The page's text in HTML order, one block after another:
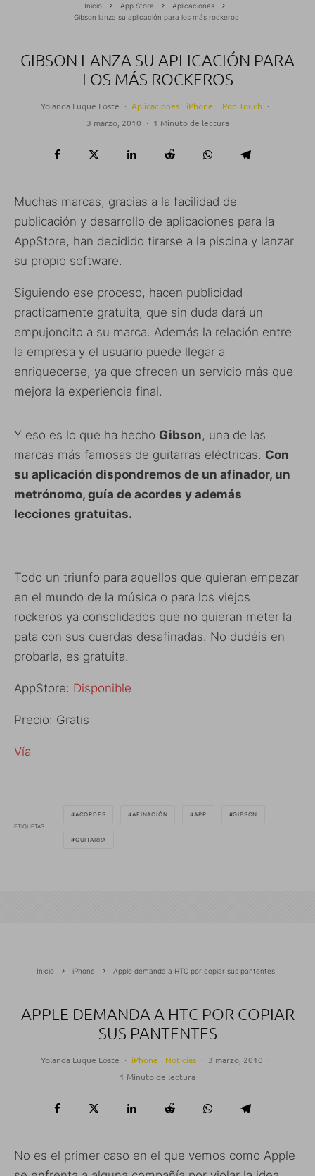
Inicio App Store
Aplicaciones
Gibson lanza su aplicación para los más rockeros
GIBSON LANZA SU APLICACIÓN PARA
LOS MÁS ROCKEROS
Yolanda Luque Loste · Aplicaciones iPhone iPod Touch ·
3 marzo, 2010 · 1 Minuto de lectura
Muchas marcas, gracias a la facilidad de
publicación y desarrollo de aplicaciones para la
AppStore, han decidido tirarse a la piscina y lanzar
su propio software.
Siguiendo ese proceso, hacen publicidad
practicamente gratuita, que sin duda dará un
empujoncito a su marca. Además la relación entre
la empresa y el usuario puede llegar a
enriquecerse, ya que ofrecen un servicio más que
mejora la experiencia final.
Y eso es lo que ha hecho Gibson, una de las
marcas más famosas de guitarras eléctricas. Con
su aplicación dispondremos de un afinador, un
metrónomo, guía de acordes y además
lecciones gratuitas.
Todo un triunfo para aquellos que quieran empezar
en el mundo de la música o para los viejos
rockeros ya consolidados que no quieran meter la
pata con sus cuerdas desafinadas. No dudéis en
probarla, es gratuita.
AppStore: Disponible
Precio: Gratis
Vía
ETIQUETAS
ACORDES AFINACIÓN APP GIBSON
GUITARRA
Inicio iPhone Apple demanda a HTC por copiar sus pantentes
APPLE DEMANDA A HTC POR COPIAR
SUS PANTENTES
Yolanda Luque Loste · iPhone Noticias · 3 marzo, 2010 ·
1 Minuto de lectura
No es el primer caso en el que vemos como Apple